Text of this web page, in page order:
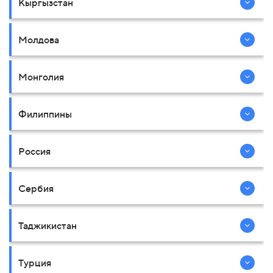
Кыргызстан
Молдова
Монголия
Филиппины
Россия
Сербия
Таджикистан
Турция